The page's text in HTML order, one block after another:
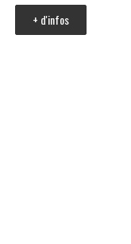
+ d'infos